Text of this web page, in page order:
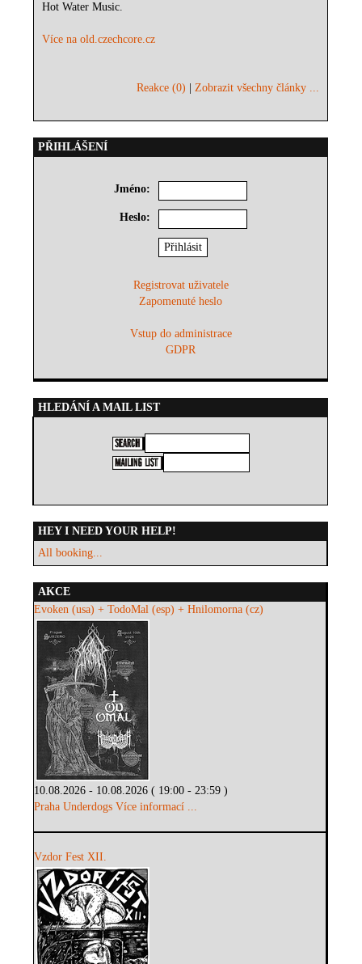
Hot Water Music.
Více na old.czechcore.cz
Reakce (0) |Zobrazit všechny články ...
PŘIHLÁŠENÍ
Jméno:
Heslo:
Registrovat uživatele
Zapomenuté heslo
Vstup do administrace
GDPR
HLEDÁNÍ A MAIL LIST
HEY I NEED YOUR HELP!
All booking...
AKCE
Evoken (usa) + TodoMal (esp) + Hnilomorna (cz)
10.08.2026 - 10.08.2026 ( 19:00 - 23:59 )
Praha Underdogs Více informací ...
Vzdor Fest XII.